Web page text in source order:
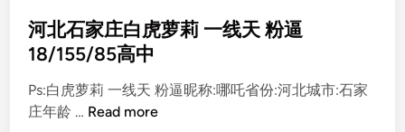
t
e
i
n
河北石家庄白虎萝莉 一线天 粉逼
18/155/85高中
Ps:白虎萝莉 一线天 粉逼昵称:哪吒省份:河北城市:石家
庄年龄 … 河
Read more